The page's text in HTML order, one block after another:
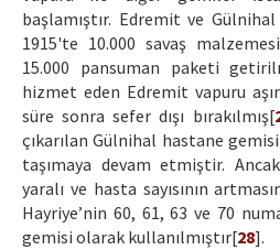
başlamıştır. Edremit ve
1915'te 10.000 savaş
15.000 pansuman paketi
hizmet eden Edremit vapuru
süre sonra sefer dışı bırakılmış[
çıkarılan Gülnihal hastane
taşımaya devam etmiştir.
yaralı ve hasta sayısının
Hayriye’nin 60, 61, 63 ve 70
gemisi olarak kullanılmıştır[28].